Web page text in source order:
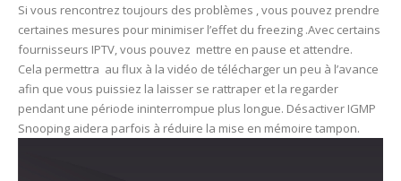
Si vous rencontrez toujours des problèmes , vous pouvez prendre
certaines mesures pour minimiser l’effet du freezing .Avec certains
fournisseurs IPTV, vous pouvez mettre en pause et attendre.
Cela permettra au flux à la vidéo de télécharger un peu à l’avance
afin que vous puissiez la laisser se rattraper et la regarder
pendant une période ininterrompue plus longue. Désactiver IGMP
Snooping aidera parfois à réduire la mise en mémoire tampon.